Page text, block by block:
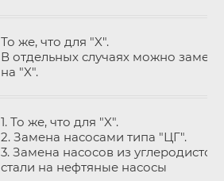
То же, что для "X".
В отдельных случаях можно
на "X".
1. То же, что для "X".
2. Замена насосами типа "ЦГ".
3. Замена насосов из углеродистой
стали на нефтяные насосы